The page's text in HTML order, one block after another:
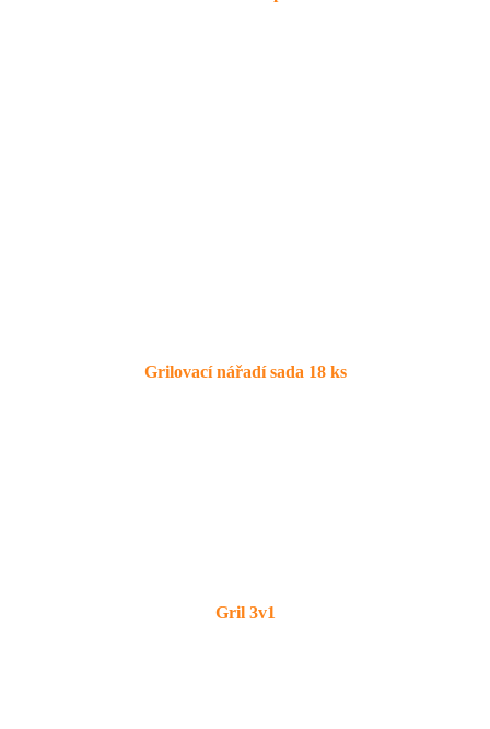
Grilovací nářadí sada 18 ks
Gril 3v1